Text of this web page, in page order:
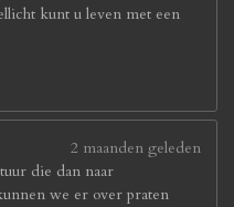
kunt u leven met een
2 maanden geleden
die dan naar
we er over praten